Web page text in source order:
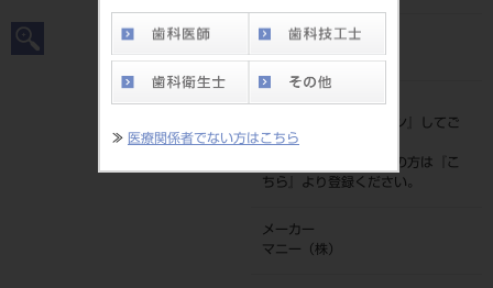
≫ 医療関係者でない方はこちら
JAN/EANコード
標準価格
ログイン
』してご
覧ください。
ネット会員登録がまだの方は『
こ
ちら
』より登録ください。
メーカー
マニー（株）